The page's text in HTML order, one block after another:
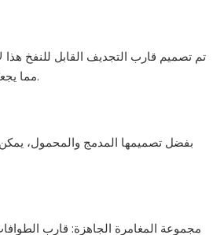
تم تصميم قارب التجديف القابل للنفخ
مما يجعله مثاليًا للمغامرات الجماعية على الماء.
بفضل تصميمها المدمج والمحمول، يمكن
مجموعة المغامرة الجاهزة: قارب